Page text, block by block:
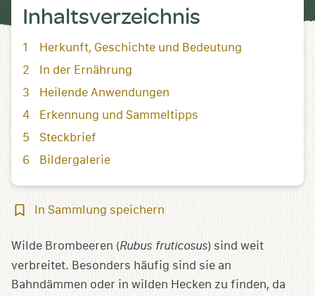
Inhaltsverzeichnis
Herkunft, Geschichte und Bedeutung
In der Ernährung
Heilende Anwendungen
Erkennung und Sammeltipps
Steckbrief
Bildergalerie
In
speichern
In Sammlung speichern
Wilde Brombeeren (Rubus fruticosus) sind weit
verbreitet. Besonders häufig sind sie an
Bahndämmen oder in wilden Hecken zu finden, da